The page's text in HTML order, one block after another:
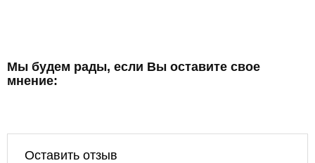
Мы будем рады, если Вы оставите свое
мнение:
Оставить отзыв